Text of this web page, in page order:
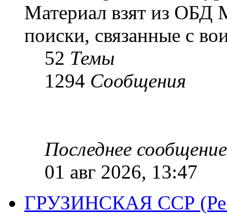
Материал взят из ОБД
поиски, связанные с
52 Темы
1294 Сообщения
Последнее сообщение
01 авг 2026, 13:47
ГРУЗИНСКАЯ ССР